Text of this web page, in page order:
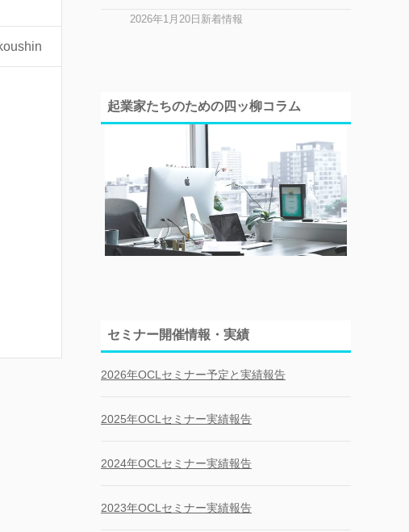
2026年1月20日新着情報
起業家たちのための四ッ柳コラム
セミナー開催情報・実績
2026年OCLセミナー予定と実績報告
2025年OCLセミナー実績報告
2024年OCLセミナー実績報告
2023年OCLセミナー実績報告